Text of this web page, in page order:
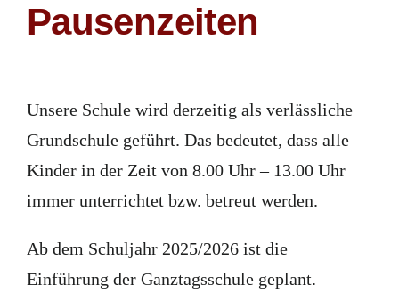
Pausenzeiten
Unsere Schule wird derzeitig als verlässliche
Grundschule geführt. Das bedeutet, dass alle
Kinder in der Zeit von 8.00 Uhr – 13.00 Uhr
immer unterrichtet bzw. betreut werden.
Ab dem Schuljahr 2025/2026 ist die
Einführung der Ganztagsschule geplant.